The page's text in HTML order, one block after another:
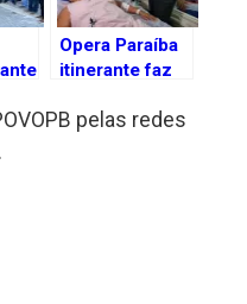
a
Opera Paraíba
itinerante faz
Itaporanga e
pelas redes